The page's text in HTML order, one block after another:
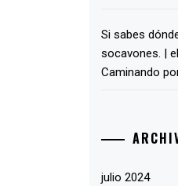
Si sabes
socavones. |
Caminando
julio 2024